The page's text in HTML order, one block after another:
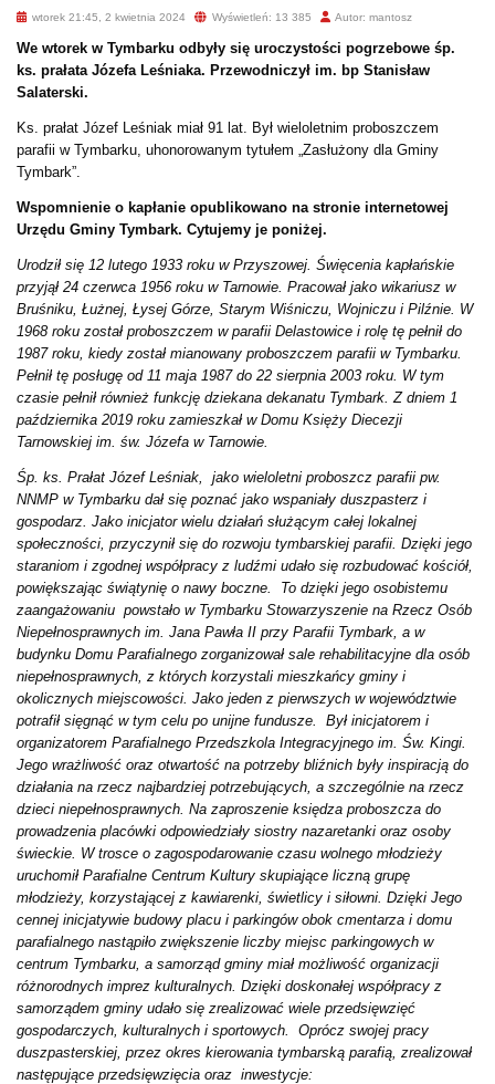
wtorek 21:45, 2 kwietnia 2024 Wyświetleń: 13 385 Autor: mantosz
We wtorek w Tymbarku odbyły się uroczystości pogrzebowe śp.
ks. prałata Józefa Leśniaka. Przewodniczył im. bp Stanisław
Salaterski.
Ks. prałat Józef Leśniak miał 91 lat. Był wieloletnim proboszczem
parafii w Tymbarku, uhonorowanym tytułem „Zasłużony dla Gminy
Tymbark”.
Wspomnienie o kapłanie opublikowano na stronie internetowej
Urzędu Gminy Tymbark. Cytujemy je poniżej.
Urodził się 12 lutego 1933 roku w Przyszowej. Święcenia kapłańskie
przyjął 24 czerwca 1956 roku w Tarnowie. Pracował jako wikariusz w
Bruśniku, Łużnej, Łysej Górze, Starym Wiśniczu, Wojniczu i Pilźnie. W
1968 roku został proboszczem w parafii Delastowice i rolę tę pełnił do
1987 roku, kiedy został mianowany proboszczem parafii w Tymbarku.
Pełnił tę posługę od 11 maja 1987 do 22 sierpnia 2003 roku. W tym
czasie pełnił również funkcję dziekana dekanatu Tymbark. Z dniem 1
października 2019 roku zamieszkał w Domu Księży Diecezji
Tarnowskiej im. św. Józefa w Tarnowie.
Śp. ks. Prałat Józef Leśniak, jako wieloletni proboszcz parafii pw.
NNMP w Tymbarku dał się poznać jako wspaniały duszpasterz i
gospodarz. Jako inicjator wielu działań służącym całej lokalnej
społeczności, przyczynił się do rozwoju tymbarskiej parafii. Dzięki jego
staraniom i zgodnej współpracy z ludźmi udało się rozbudować kościół,
powiększając świątynię o nawy boczne. To dzięki jego osobistemu
zaangażowaniu powstało w Tymbarku Stowarzyszenie na Rzecz Osób
Niepełnosprawnych im. Jana Pawła II przy Parafii Tymbark, a w
budynku Domu Parafialnego zorganizował sale rehabilitacyjne dla osób
niepełnosprawnych, z których korzystali mieszkańcy gminy i
okolicznych miejscowości. Jako jeden z pierwszych w województwie
potrafił sięgnąć w tym celu po unijne fundusze. Był inicjatorem i
organizatorem Parafialnego Przedszkola Integracyjnego im. Św. Kingi.
Jego wrażliwość oraz otwartość na potrzeby bliźnich były inspiracją do
działania na rzecz najbardziej potrzebujących, a szczególnie na rzecz
dzieci niepełnosprawnych. Na zaproszenie księdza proboszcza do
prowadzenia placówki odpowiedziały siostry nazaretanki oraz osoby
świeckie. W trosce o zagospodarowanie czasu wolnego młodzieży
uruchomił Parafialne Centrum Kultury skupiające liczną grupę
młodzieży, korzystającej z kawiarenki, świetlicy i siłowni. Dzięki Jego
cennej inicjatywie budowy placu i parkingów obok cmentarza i domu
parafialnego nastąpiło zwiększenie liczby miejsc parkingowych w
centrum Tymbarku, a samorząd gminy miał możliwość organizacji
różnorodnych imprez kulturalnych. Dzięki doskonałej współpracy z
samorządem gminy udało się zrealizować wiele przedsięwzięć
gospodarczych, kulturalnych i sportowych. Oprócz swojej pracy
duszpasterskiej, przez okres kierowania tymbarską parafią, zrealizował
następujące przedsięwzięcia oraz inwestycje: